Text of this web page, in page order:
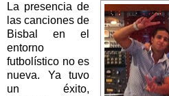
La presencia de
las canciones de
Bisbal en el
entorno
futbolístico no es
nueva. Ya tuvo
un éxito,